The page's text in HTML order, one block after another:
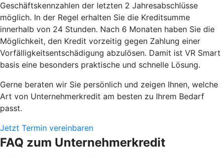
Geschäftskennzahlen der letzten 2 Jahresabschlüsse
möglich. In der Regel erhalten Sie die Kreditsumme
innerhalb von 24 Stunden. Nach 6 Monaten haben Sie die
Möglichkeit, den Kredit vorzeitig gegen Zahlung einer
Vorfälligkeitsentschädigung abzulösen. Damit ist VR Smart
basis eine besonders praktische und schnelle Lösung.
Gerne beraten wir Sie persönlich und zeigen Ihnen, welche
Art von Unternehmerkredit am besten zu Ihrem Bedarf
passt.
Jetzt Termin vereinbaren
FAQ zum Unternehmerkredit